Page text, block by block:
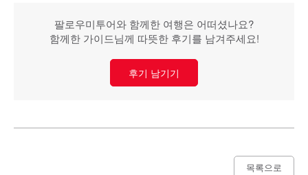
팔로우미투어와 함께한 여행은 어떠셨나요?
함께한 가이드님께 따뜻한 후기를 남겨주세요!
후기 남기기
목록으로